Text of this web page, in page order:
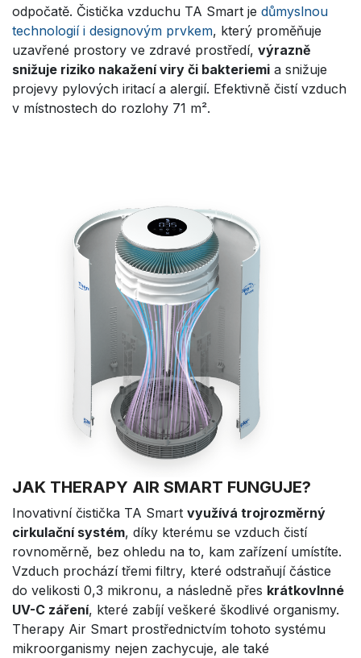
odpočatě. Čistička vzduchu TA Smart je důmyslnou
technologií i designovým prvkem, který proměňuje
uzavřené prostory ve zdravé prostředí, výrazně
snižuje riziko nakažení viry či bakteriemi a snižuje
projevy pylových iritací a alergií. Efektivně čistí vzduch
v místnostech do rozlohy 71 m².
JAK THERAPY AIR SMART FUNGUJE?
Inovativní čistička TA Smart využívá trojrozměrný
cirkulační systém, díky kterému se vzduch čistí
rovnoměrně, bez ohledu na to, kam zařízení umístíte.
Vzduch prochází třemi filtry, které odstraňují částice
do velikosti 0,3 mikronu, a následně přes krátkovlnné
UV-C záření, které zabíjí veškeré škodlivé organismy.
Therapy Air Smart prostřednictvím tohoto systému
mikroorganismy nejen zachycuje, ale také